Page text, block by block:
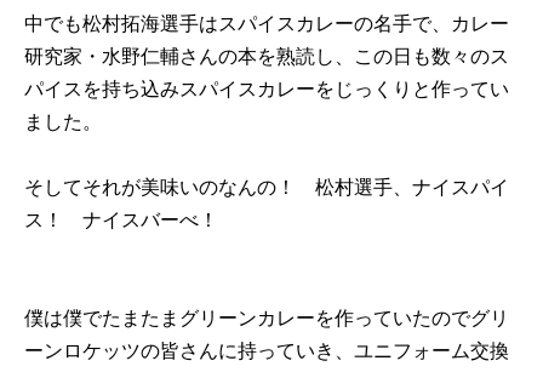
中でも松村拓海選手はスパイスカレーの名手で、カレー
研究家・水野仁輔さんの本を熟読し、この日も数々のス
パイスを持ち込みスパイスカレーをじっくりと作ってい
ました。
そしてそれが美味いのなんの！ 松村選手、ナイスパイ
ス！ ナイスバーべ！
僕は僕でたまたまグリーンカレーを作っていたのでグリ
ーンロケッツの皆さんに持っていき、ユニフォーム交換